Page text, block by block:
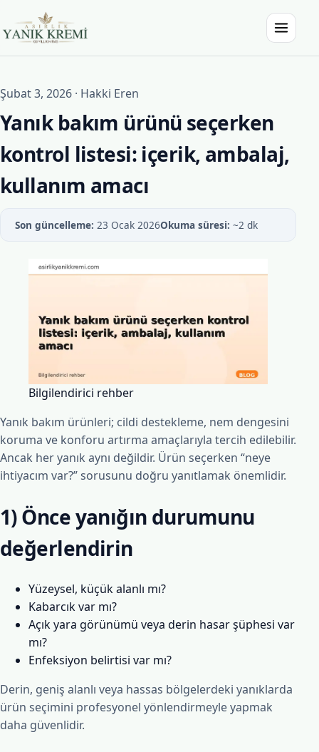
Asırlık Yanık Kremi
Menüyü
Şubat 3, 2026 · Hakki Eren
Yanık bakım ürünü seçerken
kontrol listesi: içerik, ambalaj,
kullanım amacı
Son güncelleme: 23 Ocak 2026Okuma süresi: ~2 dk
Bilgilendirici rehber
Yanık bakım ürünleri; cildi destekleme, nem dengesini
koruma ve konforu artırma amaçlarıyla tercih edilebilir.
Ancak her yanık aynı değildir. Ürün seçerken “neye
ihtiyacım var?” sorusunu doğru yanıtlamak önemlidir.
1) Önce yanığın durumunu
değerlendirin
Yüzeysel, küçük alanlı mı?
Kabarcık var mı?
Açık yara görünümü veya derin hasar şüphesi var
mı?
Enfeksiyon belirtisi var mı?
Derin, geniş alanlı veya hassas bölgelerdeki yanıklarda
ürün seçimini profesyonel yönlendirmeyle yapmak
daha güvenlidir.